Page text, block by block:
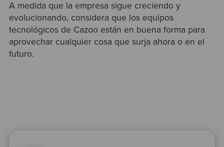
A medida que la empresa sigue creciendo y
evolucionando, considera que los equipos
tecnológicos de Cazoo están en buena forma para
aprovechar cualquier cosa que surja ahora o en el
futuro.